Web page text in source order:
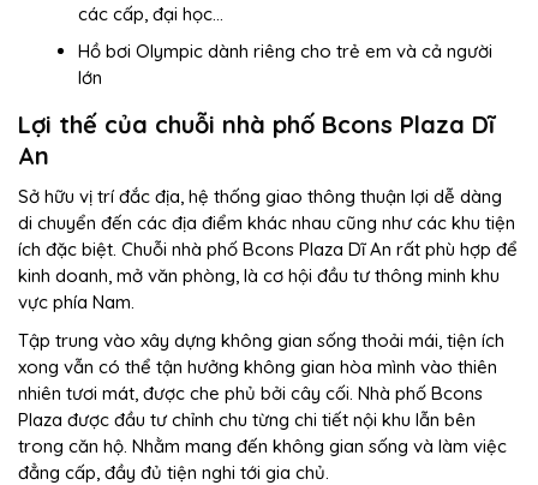
các cấp, đại học…
Hồ bơi Olympic dành riêng cho trẻ em và cả người
lớn
Lợi thế của chuỗi nhà phố Bcons Plaza Dĩ
An
Sở hữu vị trí đắc địa, hệ thống giao thông thuận lợi dễ dàng
di chuyển đến các địa điểm khác nhau cũng như các khu tiện
ích đặc biệt. Chuỗi nhà phố Bcons Plaza Dĩ An rất phù hợp để
kinh doanh, mở văn phòng, là cơ hội đầu tư thông minh khu
vực phía Nam.
Tập trung vào xây dựng không gian sống thoải mái, tiện ích
xong vẫn có thể tận hưởng không gian hòa mình vào thiên
nhiên tươi mát, được che phủ bởi cây cối. Nhà phố Bcons
Plaza được đầu tư chỉnh chu từng chi tiết nội khu lẫn bên
trong căn hộ. Nhằm mang đến không gian sống và làm việc
đẳng cấp, đầy đủ tiện nghi tới gia chủ.